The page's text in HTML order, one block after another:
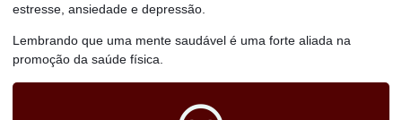
estresse, ansiedade e depressão.
Lembrando que uma mente saudável é uma forte aliada na
promoção da saúde física.